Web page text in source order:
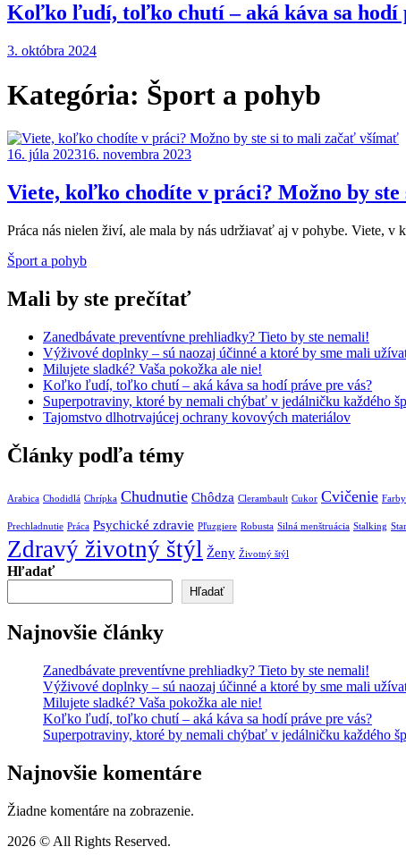
Koľko ľudí, toľko chutí – aká káva sa hodí
3. októbra 2024
Kategória: Šport a pohyb
16. júla 202316. novembra 2023
Viete, koľko chodíte v práci? Možno by
Práca nás nielen živí, ale mala by nás udržiavať aj v pohybe. Viete,
Šport a pohyb
Mali by ste prečítať
Zanedbávate preventívne prehliadky? Tieto by ste nemali!
Výživové doplnky – sú naozaj účinné a ktoré by sme mali
Milujete sladké? Vaša pokožka ale nie!
Koľko ľudí, toľko chutí – aká káva sa hodí práve pre vás?
Superpotraviny, ktoré by nemali chýbať v jedálničku každého
Tajomstvo dlhotrvajúcej ochrany kovových materiálov
Články podľa témy
Arabica Chodidlá Chrípka Chudnutie Chôdza Clerambault Cukor Cvičenie Farby
Prechladnutie Práca Psychické zdravie Pľuzgiere Robusta Silná menštruácia Stalking
Zdravý životný štýl Ženy Životný štýl
Hľadať
Hľadať
Najnovšie články
Zanedbávate preventívne prehliadky? Tieto by ste nemali!
Výživové doplnky – sú naozaj účinné a ktoré by sme mali
Milujete sladké? Vaša pokožka ale nie!
Koľko ľudí, toľko chutí – aká káva sa hodí práve pre vás?
Superpotraviny, ktoré by nemali chýbať v jedálničku každého
Najnovšie komentáre
Žiadne komentáre na zobrazenie.
2026 © All Rights Reserved.